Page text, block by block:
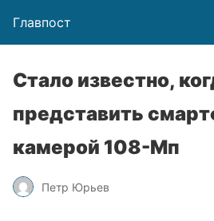
Главпост
Стало известно,
представить
камерой 108-Мп
Петр Юрьев